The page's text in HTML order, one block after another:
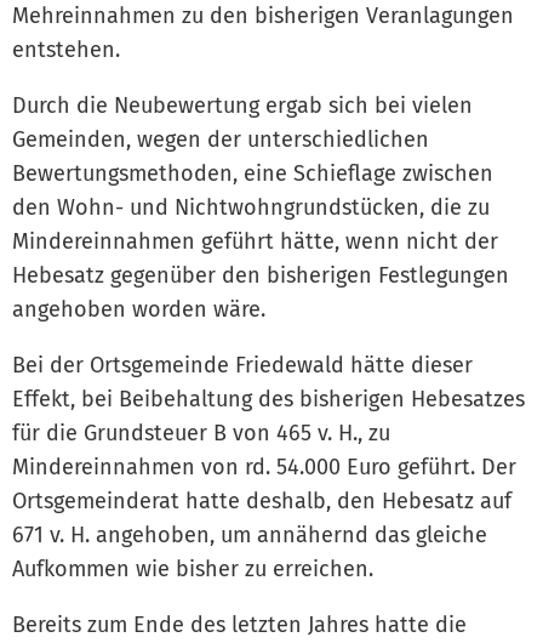
Mehreinnahmen zu den bisherigen Veranlagungen
entstehen.
Durch die Neubewertung ergab sich bei vielen
Gemeinden, wegen der unterschiedlichen
Bewertungsmethoden, eine Schieflage zwischen
den Wohn- und Nichtwohngrundstücken, die zu
Mindereinnahmen geführt hätte, wenn nicht der
Hebesatz gegenüber den bisherigen Festlegungen
angehoben worden wäre.
Bei der Ortsgemeinde Friedewald hätte dieser
Effekt, bei Beibehaltung des bisherigen Hebesatzes
für die Grundsteuer B von 465 v. H., zu
Mindereinnahmen von rd. 54.000 Euro geführt. Der
Ortsgemeinderat hatte deshalb, den Hebesatz auf
671 v. H. angehoben, um annähernd das gleiche
Aufkommen wie bisher zu erreichen.
Bereits zum Ende des letzten Jahres hatte die